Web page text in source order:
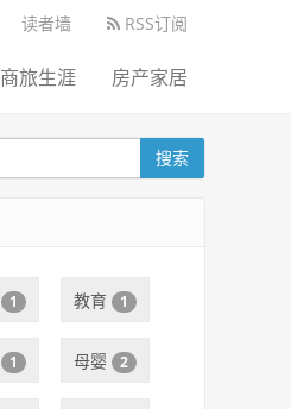
读者墙 RSS订阅
商旅生涯 房产家居
搜索
1 教育 1
1 母婴 2